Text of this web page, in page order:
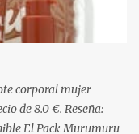
( SOJA )), aroma
(coco, palmiste,
de LECHE en polvo,
( LECHE ),
1,8%: Harina de
d...
corporal mujer
de 8.0 €. Reseña:
El Pack Murumuru